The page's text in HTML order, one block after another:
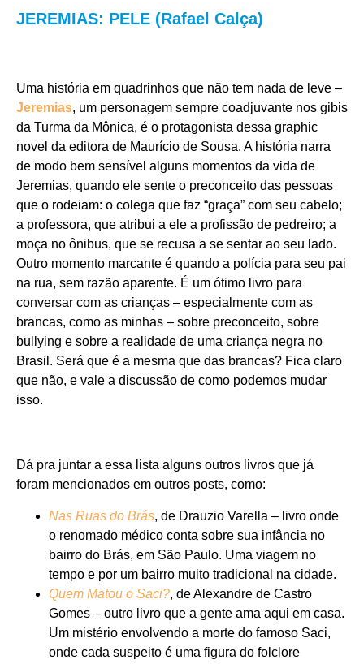
JEREMIAS: PELE (Rafael Calça)
Uma história em quadrinhos que não tem nada de leve –
Jeremias, um personagem sempre coadjuvante nos gibis
da Turma da Mônica, é o protagonista dessa graphic
novel da editora de Maurício de Sousa. A história narra
de modo bem sensível alguns momentos da vida de
Jeremias, quando ele sente o preconceito das pessoas
que o rodeiam: o colega que faz “graça” com seu cabelo;
a professora, que atribui a ele a profissão de pedreiro; a
moça no ônibus, que se recusa a se sentar ao seu lado.
Outro momento marcante é quando a polícia para seu pai
na rua, sem razão aparente. É um ótimo livro para
conversar com as crianças – especialmente com as
brancas, como as minhas – sobre preconceito, sobre
bullying e sobre a realidade de uma criança negra no
Brasil. Será que é a mesma que das brancas? Fica claro
que não, e vale a discussão de como podemos mudar
isso.
Dá pra juntar a essa lista alguns outros livros que já
foram mencionados em outros posts, como:
Nas Ruas do Brás, de Drauzio Varella – livro onde
o renomado médico conta sobre sua infância no
bairro do Brás, em São Paulo. Uma viagem no
tempo e por um bairro muito tradicional na cidade.
Quem Matou o Saci?, de Alexandre de Castro
Gomes – outro livro que a gente ama aqui em casa.
Um mistério envolvendo a morte do famoso Saci,
onde cada suspeito é uma figura do folclore